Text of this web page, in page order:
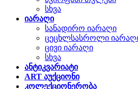
სხვა
იარაღი
სანადირო იარაღი
ცეცხლსასროლი
ცივი იარაღი
სხვა
ანტიკვარიატი
ART აუქციონი
კოლექციონერობა